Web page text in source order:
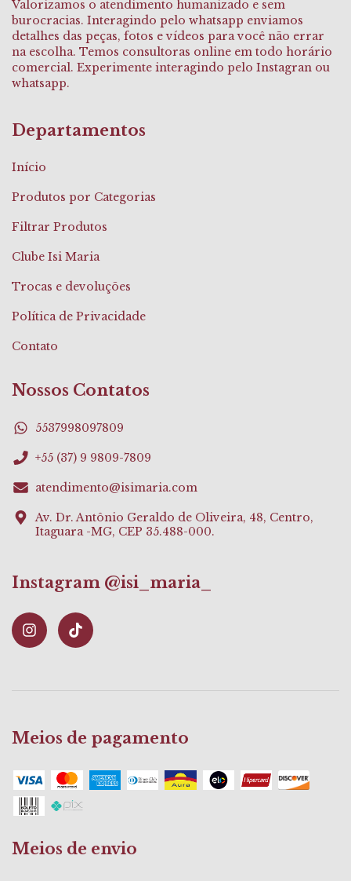
Valorizamos o atendimento humanizado e sem
burocracias. Interagindo pelo whatsapp enviamos
detalhes das peças, fotos e vídeos para você não errar
na escolha. Temos consultoras online em todo horário
comercial. Experimente interagindo pelo Instagran ou
whatsapp.
Departamentos
Início
Produtos por Categorias
Filtrar Produtos
Clube Isi Maria
Trocas e devoluções
Política de Privacidade
Contato
Nossos Contatos
5537998097809
+55 (37) 9 9809-7809
atendimento@isimaria.com
Av. Dr. Antônio Geraldo de Oliveira, 48, Centro,
Itaguara -MG, CEP 35.488-000.
Instagram @isi_maria_
Meios de pagamento
Meios de envio